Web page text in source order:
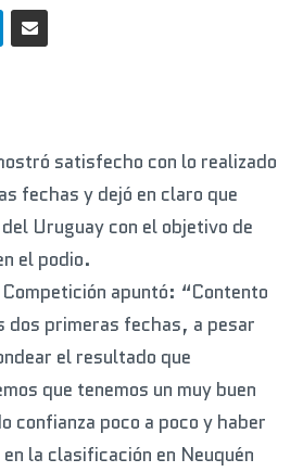
satisfecho con lo realizado
fechas y dejó en claro que
Uruguay con el objetivo de
el podio.
apuntó: “Contento
dos primeras fechas, a pesar
el resultado que
que tenemos un muy buen
confianza poco a poco y haber
la clasificación en Neuquén